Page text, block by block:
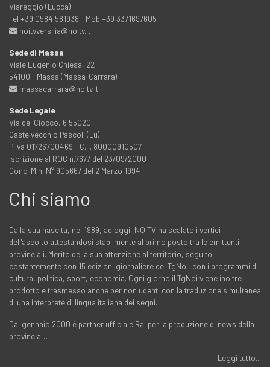
Viareggio (Lucca)
Tel +39 0584 581938 - Mob +39 3371697605
noitvversilia@noitv.it
Sede di Massa
Viale Eugenio Chiesa, 22
54100 - Massa (Massa-Carrara)
massacarrara@noitv.it
Sede Legale
Via del Ciocco, 6 55020
Castelvecchio Pascoli (Lu)
P.iva 01726700469 - C.F. 80000910507
Iscrizione al ROC n.7677 del 23/09/2000
Conc. Min. N° 905667 del 2 Marzo 1994
Chi siamo
Dalla sua nascita, nel 1989, ad oggi, NOITV ha scalato i vertici
dell'ascolto attestandosi stabilmente al primo posto tra le emittenti
provinciali. Merito della sua attenzione al territorio, seguito
costantemente con 15 edizioni giornaliere del TgNoi, con i programmi di
cultura, politica, sport, economia. Ogni giorno il TgNoi viene inoltre
prodotto e trasmesso anche per non udenti con la traduzione simultanea
di una interprete di lingua italiana dei segni.
Dal gennaio 2000 è partner ufficiale Rai per la produzione di news della
provincia…
Leggi tutto...